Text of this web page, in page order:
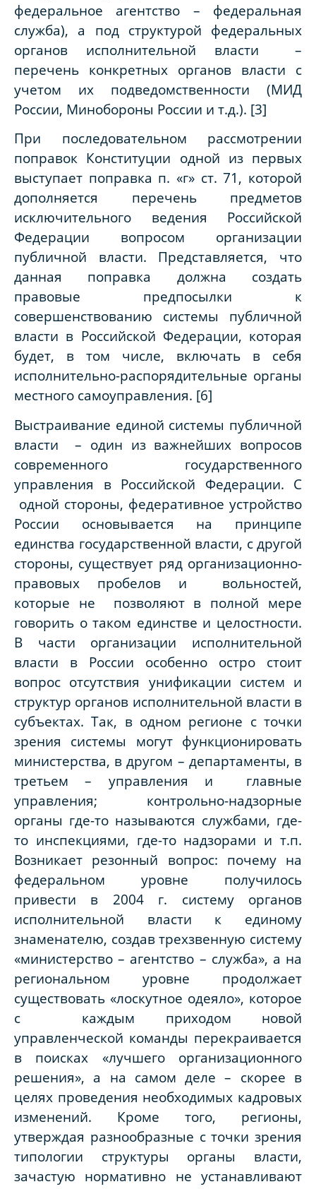
федеральное агентство – федеральная
служба), а под структурой федеральных
органов исполнительной власти –
перечень конкретных органов власти с
учетом их подведомственности (МИД
России, Минобороны России и т.д.). [3]
При последовательном рассмотрении
поправок Конституции одной из первых
выступает поправка п. «г» ст. 71, которой
дополняется перечень предметов
исключительного ведения Российской
Федерации вопросом организации
публичной власти. Представляется, что
данная поправка должна создать
правовые предпосылки к
совершенствованию системы публичной
власти в Российской Федерации, которая
будет, в том числе, включать в себя
исполнительно-распорядительные органы
местного самоуправления. [6]
Выстраивание единой системы публичной
власти – один из важнейших вопросов
современного государственного
управления в Российской Федерации. С
одной стороны, федеративное устройство
России основывается на принципе
единства государственной власти, с другой
стороны, существует ряд организационно-
правовых пробелов и вольностей,
которые не позволяют в полной мере
говорить о таком единстве и целостности.
В части организации исполнительной
власти в России особенно остро стоит
вопрос отсутствия унификации систем и
структур органов исполнительной власти в
субъектах. Так, в одном регионе с точки
зрения системы могут функционировать
министерства, в другом – департаменты, в
третьем – управления и главные
управления; контрольно-надзорные
органы где-то называются службами, где-
то инспекциями, где-то надзорами и т.п.
Возникает резонный вопрос: почему на
федеральном уровне получилось
привести в 2004 г. систему органов
исполнительной власти к единому
знаменателю, создав трехзвенную систему
«министерство – агентство – служба», а на
региональном уровне продолжает
существовать «лоскутное одеяло», которое
с каждым приходом новой
управленческой команды перекраивается
в поисках «лучшего организационного
решения», а на самом деле – скорее в
целях проведения необходимых кадровых
изменений. Кроме того, регионы,
утверждая разнообразные с точки зрения
типологии структуры органы власти,
зачастую нормативно не устанавливают